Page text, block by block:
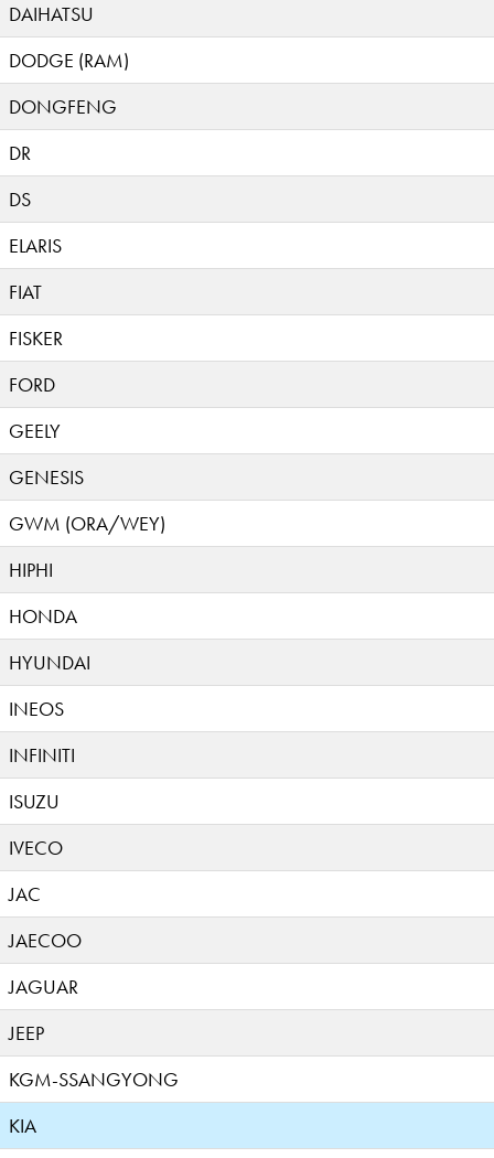
DAIHATSU
DODGE (RAM)
DONGFENG
DR
DS
ELARIS
FIAT
FISKER
FORD
GEELY
GENESIS
GWM (ORA/WEY)
HIPHI
HONDA
HYUNDAI
INEOS
INFINITI
ISUZU
IVECO
JAC
JAECOO
JAGUAR
JEEP
KGM-SSANGYONG
KIA